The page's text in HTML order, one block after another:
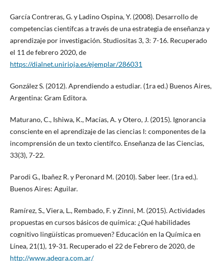
García Contreras, G. y Ladino Ospina, Y. (2008). Desarrollo de
competencias científcas a través de una estrategia de enseñanza y
aprendizaje por investigación. Studiositas 3, 3: 7-16. Recuperado
el 11 de febrero 2020, de
https://dialnet.unirioja.es/ejemplar/286031
González S. (2012). Aprendiendo a estudiar. (1ra ed.) Buenos Aires,
Argentina: Gram Editora.
Maturano, C., Ishiwa, K., Macías, A. y Otero, J. (2015). Ignorancia
consciente en el aprendizaje de las ciencias I: componentes de la
incomprensión de un texto científco. Enseñanza de las Ciencias,
33(3), 7-22.
Parodi G., Ibañez R. y Peronard M. (2010). Saber leer. (1ra ed.).
Buenos Aires: Aguilar.
Ramírez, S., Viera, L., Rembado, F. y Zinni, M. (2015). Actividades
propuestas en cursos básicos de química: ¿Qué habilidades
cognitivo lingüísticas promueven? Educación en la Química en
Línea, 21(1), 19-31. Recuperado el 22 de Febrero de 2020, de
http://www.adeqra.com.ar/